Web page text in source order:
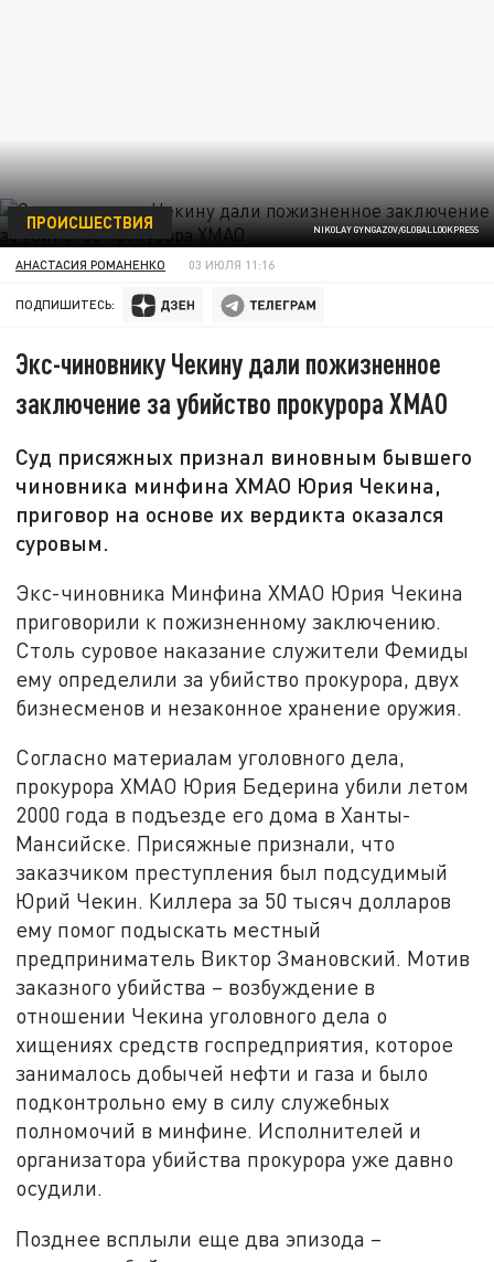
NIKOLAY GYNGAZOV/GLOBALLOOKPRESS
ПРОИСШЕСТВИЯ
АНАСТАСИЯ РОМАНЕНКО 03 ИЮЛЯ 11:16
ПОДПИШИТЕСЬ:
Экс-чиновнику Чекину дали пожизненное
заключение за убийство прокурора ХМАО
Суд присяжных признал виновным бывшего
чиновника минфина ХМАО Юрия Чекина,
приговор на основе их вердикта оказался
суровым.
Экс-чиновника Минфина ХМАО Юрия Чекина
приговорили к пожизненному заключению.
Столь суровое наказание служители Фемиды
ему определили за убийство прокурора, двух
бизнесменов и незаконное хранение оружия.
Согласно материалам уголовного дела,
прокурора ХМАО Юрия Бедерина убили летом
2000 года в подъезде его дома в Ханты-
Мансийске. Присяжные признали, что
заказчиком преступления был подсудимый
Юрий Чекин. Киллера за 50 тысяч долларов
ему помог подыскать местный
предприниматель Виктор Змановский. Мотив
заказного убийства – возбуждение в
отношении Чекина уголовного дела о
хищениях средств госпредприятия, которое
занималось добычей нефти и газа и было
подконтрольно ему в силу служебных
полномочий в минфине. Исполнителей и
организатора убийства прокурора уже давно
осудили.
Позднее всплыли еще два эпизода –